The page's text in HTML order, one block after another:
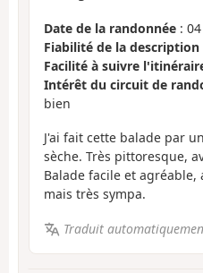
Date de la randonnée :
Fiabilité de la description
Facilité à suivre
Intérêt du circuit de
bien
J'ai fait cette balade par
sèche. Très pittoresque,
Balade facile et agréable,
mais très sympa.
Traduit